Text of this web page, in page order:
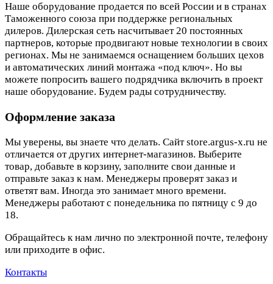
Наше оборудование продается по всей России и в странах
Таможенного союза при поддержке региональных
дилеров. Дилерская сеть насчитывает 20 постоянных
партнеров, которые продвигают новые технологии в своих
регионах. Мы не занимаемся оснащением больших цехов
и автоматических линий монтажа «под ключ». Но вы
можете попросить вашего подрядчика включить в проект
наше оборудование. Будем рады сотрудничеству.
Оформление заказа
Мы уверены, вы знаете что делать. Сайт store.argus-x.ru не
отличается от других интернет-магазинов. Выберите
товар, добавьте в корзину, заполните свои данные и
отправьте заказ к нам. Менеджеры проверят заказ и
ответят вам. Иногда это занимает много времени.
Менеджеры работают с понедельника по пятницу с 9 до
18.
Обращайтесь к нам лично по электронной почте, телефону
или приходите в офис.
Контакты